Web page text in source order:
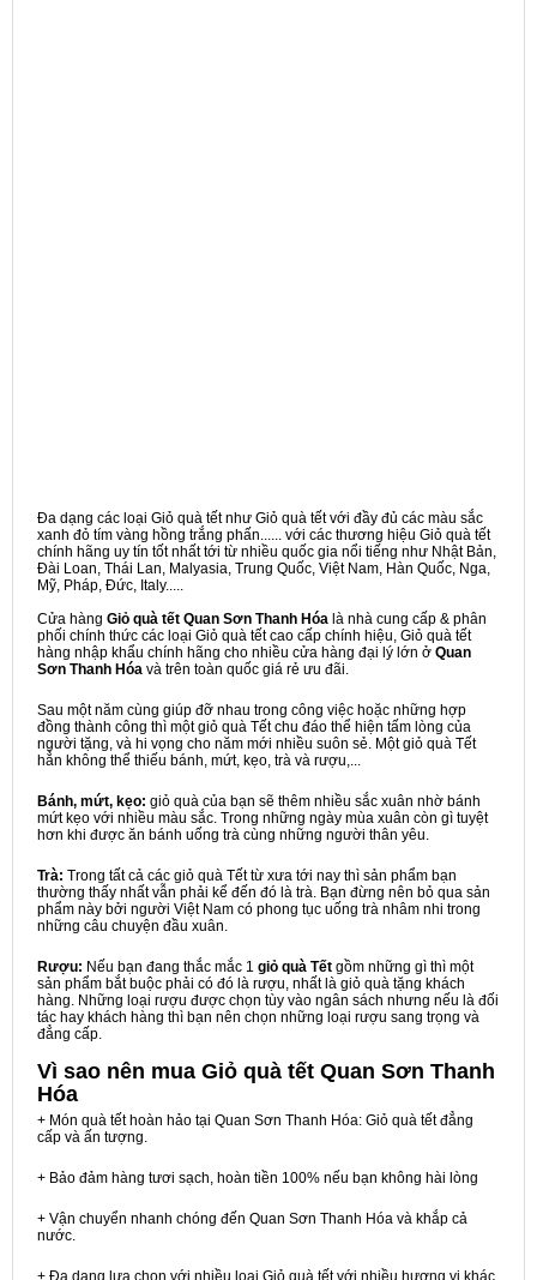
Đa dạng các loại Giỏ quà tết như Giỏ quà tết với đầy đủ các màu sắc
xanh đỏ tím vàng hồng trắng phấn...... với các thương hiệu Giỏ quà tết
chính hãng uy tín tốt nhất tới từ nhiều quốc gia nổi tiếng như Nhật Bản,
Đài Loan, Thái Lan, Malyasia, Trung Quốc, Việt Nam, Hàn Quốc, Nga,
Mỹ, Pháp, Đức, Italy.....
Cửa hàng Giỏ quà tết Quan Sơn Thanh Hóa là nhà cung cấp & phân
phối chính thức các loại Giỏ quà tết cao cấp chính hiệu, Giỏ quà tết
hàng nhập khẩu chính hãng cho nhiều cửa hàng đại lý lớn ở Quan
Sơn Thanh Hóa và trên toàn quốc giá rẻ ưu đãi.
Sau một năm cùng giúp đỡ nhau trong công việc hoặc những hợp
đồng thành công thì một giỏ quà Tết chu đáo thể hiện tấm lòng của
người tặng, và hi vọng cho năm mới nhiều suôn sẻ. Một giỏ quà Tết
hẳn không thể thiếu bánh, mứt, kẹo, trà và rượu,...
Bánh, mứt, kẹo: giỏ quà của bạn sẽ thêm nhiều sắc xuân nhờ bánh
mứt kẹo với nhiều màu sắc. Trong những ngày mùa xuân còn gì tuyệt
hơn khi được ăn bánh uống trà cùng những người thân yêu.
Trà: Trong tất cả các giỏ quà Tết từ xưa tới nay thì sản phẩm bạn
thường thấy nhất vẫn phải kể đến đó là trà. Bạn đừng nên bỏ qua sản
phẩm này bởi người Việt Nam có phong tục uống trà nhâm nhi trong
những câu chuyện đầu xuân.
Rượu: Nếu bạn đang thắc mắc 1 giỏ quà Tết gồm những gì thì một
sản phẩm bắt buộc phải có đó là rượu, nhất là giỏ quà tặng khách
hàng. Những loại rượu được chọn tùy vào ngân sách nhưng nếu là đối
tác hay khách hàng thì bạn nên chọn những loại rượu sang trọng và
đẳng cấp.
Vì sao nên mua Giỏ quà tết Quan Sơn Thanh
Hóa
+ Món quà tết hoàn hảo tại Quan Sơn Thanh Hóa: Giỏ quà tết đẳng
cấp và ấn tượng.
+ Bảo đảm hàng tươi sạch, hoàn tiền 100% nếu bạn không hài lòng
+ Vận chuyển nhanh chóng đến Quan Sơn Thanh Hóa và khắp cả
nước.
+ Đa dạng lựa chọn với nhiều loại Giỏ quà tết với nhiều hương vị khác